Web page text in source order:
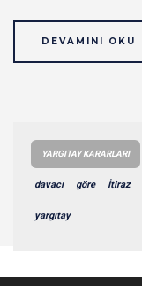
DEVAMINI OKU
YARGITAY KARARLARI
davacı göre İtiraz
yargıtay